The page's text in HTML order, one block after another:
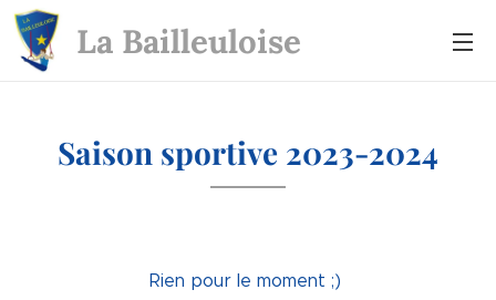
La Bailleuloise
Saison sportive 2023-2024
Rien pour le moment ;)